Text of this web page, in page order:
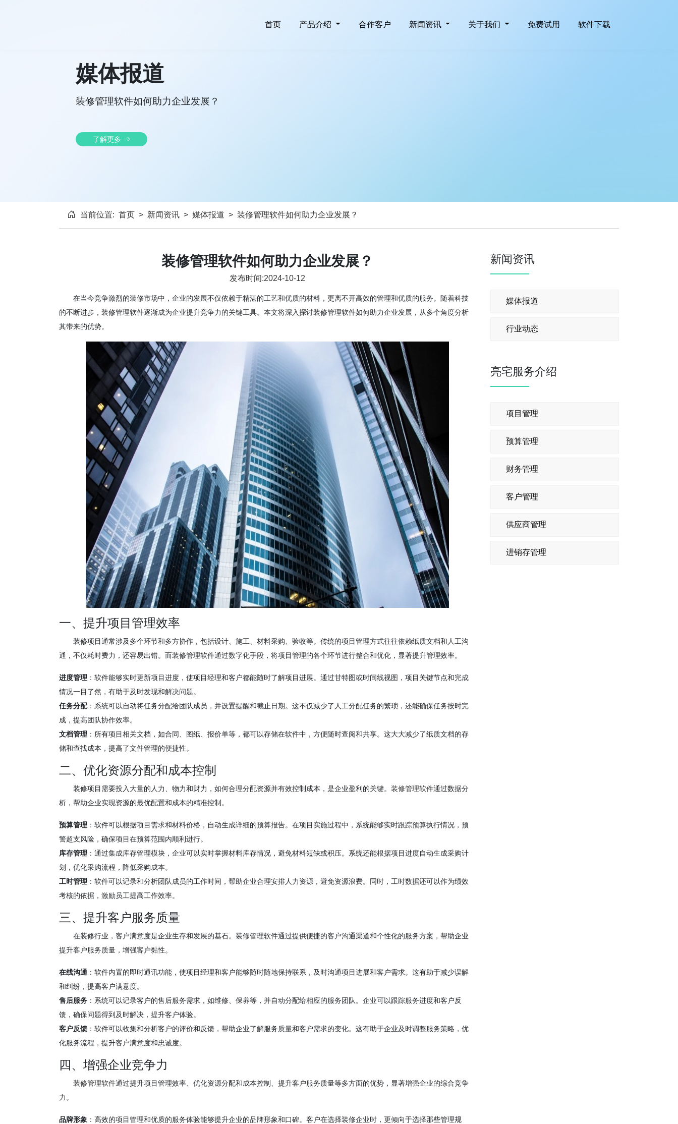
首页 产品介绍 合作客户 新闻资讯 关于我们 免费试用 软件下载
媒体报道
装修管理软件如何助力企业发展？
了解更多
当前位置: 首页 > 新闻资讯 > 媒体报道 > 装修管理软件如何助力企业发展？
装修管理软件如何助力企业发展？
发布时间:2024-10-12
在当今竞争激烈的装修市场中，企业的发展不仅依赖于精湛的工艺和优质的材料，更离不开高效的管理和优质的服务。随着科技
的不断进步，装修管理软件逐渐成为企业提升竞争力的关键工具。本文将深入探讨装修管理软件如何助力企业发展，从多个角度分析
其带来的优势。
一、提升项目管理效率
装修项目通常涉及多个环节和多方协作，包括设计、施工、材料采购、验收等。传统的项目管理方式往往依赖纸质文档和人工沟
通，不仅耗时费力，还容易出错。而装修管理软件通过数字化手段，将项目管理的各个环节进行整合和优化，显著提升管理效率。
进度管理 ：软件能够实时更新项目进度，使项目经理和客户都能随时了解项目进展。通过甘特图或时间线视图，项目关键节点和完成
情况一目了然，有助于及时发现和解决问题。
任务分配：系统可以自动将任务分配给团队成员，并设置提醒和截止日期。这不仅减少了人工分配任务的繁琐，还能确保任务按时完
成，提高团队协作效率。
文档管理 ：所有项目相关文档，如合同、图纸、报价单等，都可以存储在软件中，方便随时查阅和共享。这大大减少了纸质文档的存
储和查找成本，提高了文件管理的便捷性。
二、优化资源分配和成本控制
装修项目需要投入大量的人力、物力和财力，如何合理分配资源并有效控制成本，是企业盈利的关键。 装修管理软件通过数据分
析，帮助企业实现资源的最优配置和成本的精准控制。
预算管理 ：软件可以根据项目需求和材料价格，自动生成详细的预算报告。在项目实施过程中，系统能够实时跟踪预算执行情况，预
警超支风险，确保项目在预算范围内顺利进行。
库存管理 ：通过集成库存管理模块，企业可以实时掌握材料库存情况，避免材料短缺或积压。系统还能根据项目进度自动生成采购计
划，优化采购流程，降低采购成本。
工时管理 ：软件可以记录和分析团队成员的工作时间，帮助企业合理安排人力资源，避免资源浪费。同时，工时数据还可以作为绩效
考核的依据，激励员工提高工作效率。
三、提升客户服务质量
在装修行业，客户满意度是企业生存和发展的基石。装修管理软件通过提供便捷的客户沟通渠道和个性化的服务方案，帮助企业
提升客户服务质量，增强客户黏性。
在线沟通 ：软件内置的即时通讯功能，使项目经理和客户能够随时随地保持联系，及时沟通项目进展和客户需求。这有助于减少误解
和纠纷，提高客户满意度。
售后服务 ：系统可以记录客户的售后服务需求，如维修、保养等，并自动分配给相应的服务团队。企业可以跟踪服务进度和客户反
馈，确保问题得到及时解决，提升客户体验。
客户反馈 ：软件可以收集和分析客户的评价和反馈，帮助企业了解服务质量和客户需求的变化。这有助于企业及时调整服务策略，优
化服务流程，提升客户满意度和忠诚度。
四、增强企业竞争力
装修管理软件通过提升项目管理效率、优化资源分配和成本控制、提升客户服务质量等多方面的优势，显著增强企业的综合竞争
力。
品牌形象 ：高效的项目管理和优质的服务体验能够提升企业的品牌形象和口碑。客户在选择装修企业时，更倾向于选择那些管理规
新闻资讯
媒体报道
行业动态
亮宅服务介绍
项目管理
预算管理
财务管理
客户管理
供应商管理
进销存管理